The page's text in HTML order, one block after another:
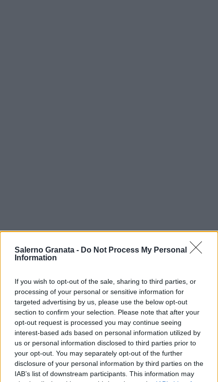
Salerno Granata - Do Not Process My Personal
Information
If you wish to opt-out of the sale, sharing to third parties, or
processing of your personal or sensitive information for
targeted advertising by us, please use the below opt-out
section to confirm your selection. Please note that after your
opt-out request is processed you may continue seeing
interest-based ads based on personal information utilized by
us or personal information disclosed to third parties prior to
your opt-out. You may separately opt-out of the further
disclosure of your personal information by third parties on the
IAB’s list of downstream participants. This information may